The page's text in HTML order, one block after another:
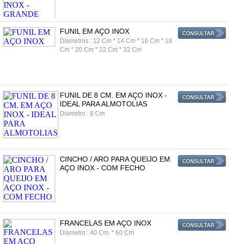
FUNIL EM AÇO INOX
Diametros : 12 Cm * 14 Cm * 16 Cm * 18
Cm * 20 Cm * 22 Cm * 32 Cm
FUNIL DE 8 CM. EM AÇO INOX -
IDEAL PARA ALMOTOLIAS
Diametro : 8 Cm
CINCHO / ARO PARA QUEIJO EM
AÇO INOX - COM FECHO
FRANCELAS EM AÇO INOX
Diametro : 40 Cm. * 60 Cm